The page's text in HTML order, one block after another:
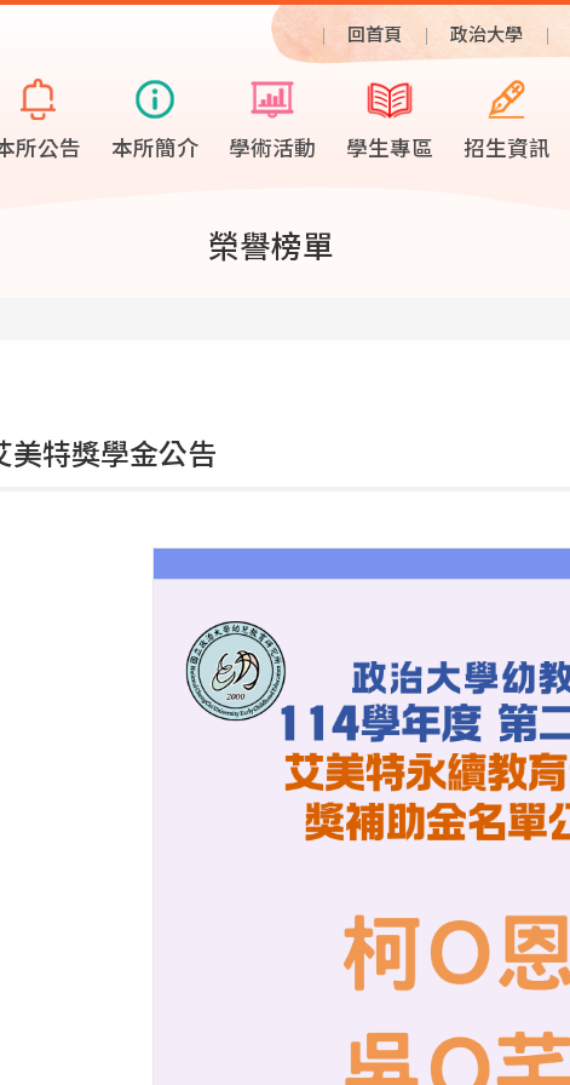
回首頁 政治大學
所公告 本所簡介 學術活動 學生專區 招生資訊
榮譽榜單
美特獎學金公告